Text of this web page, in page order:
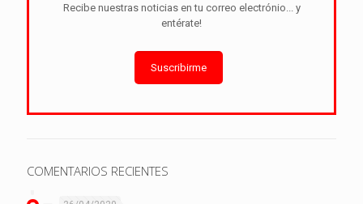
Recibe nuestras noticias en tu correo electrónio... y
entérate!
Suscribirme
COMENTARIOS RECIENTES